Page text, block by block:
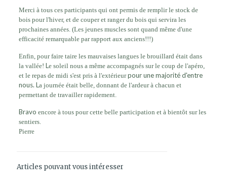
Merci à tous ces participants qui ont permis de remplir le stock de
bois pour l'hiver, et de couper et ranger du bois qui servira les
prochaines années. (Les jeunes muscles sont quand même d'une
efficacité remarquable par rapport aux anciens!!!)
Enfin, pour faire taire les mauvaises langues le brouillard était dans
la vallée! L e soleil nous a même accompagnés sur le coup de l'apéro,
et le repas de midi s'est pris à l'extérieurpour une majorité d'entre
nous. L a journée était belle, donnant de l'ardeur à chacun et
permettant de travailler rapidement.
Bravo encore à tous pour cette belle participation et à bientôt sur les
sentiers.
Pierre
Articles pouvant vous intéresser